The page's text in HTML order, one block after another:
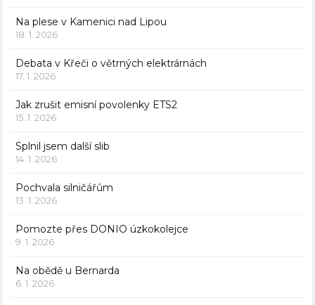
Na plese v Kamenici nad Lipou
18. 1. 2026
Debata v Křeči o větrných elektrárnách
17. 1. 2026
Jak zrušit emisní povolenky ETS2
15. 1. 2026
Splnil jsem další slib
14. 1. 2026
Pochvala silničářům
13. 1. 2026
Pomozte přes DONIO úzkokolejce
9. 1. 2026
Na obědě u Bernarda
6. 1. 2026